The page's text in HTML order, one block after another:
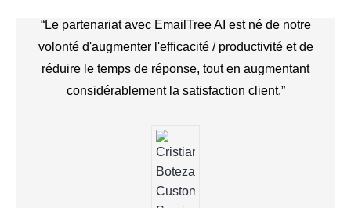
“Le partenariat avec EmailTree AI est né de notre
volonté d'augmenter l'efficacité / productivité et de
réduire le temps de réponse, tout en augmentant
considérablement la satisfaction client.”